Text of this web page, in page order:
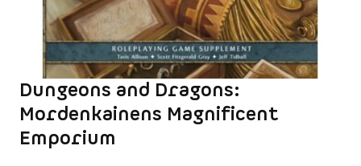
Dungeons and Dragons:
Mordenkainens Magnificent
Emporium